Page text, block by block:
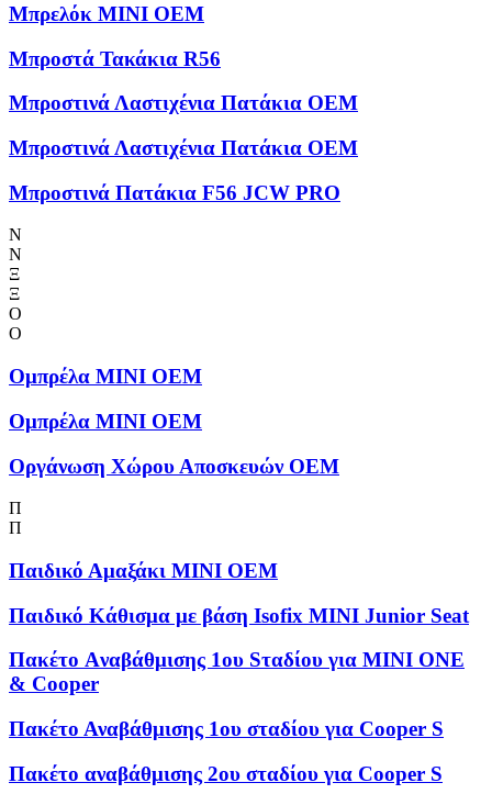
Μπρελόκ ΜΙΝΙ OEM
Μπροστά Τακάκια R56
Μπροστινά Λαστιχένια Πατάκια OEM
Μπροστινά Λαστιχένια Πατάκια OEM
Μπροστινά Πατάκια F56 JCW PRO
Ν
Ν
Ξ
Ξ
Ο
Ο
Ομπρέλα MINI OEM
Ομπρέλα MINI OEM
Οργάνωση Χώρου Αποσκευών OEM
Π
Π
Παιδικό Αμαξάκι MINI OEM
Παιδικό Κάθισμα με βάση Isofix MINI Junior Seat
Πακέτο Aναβάθμισης 1ου Sταδίου για MINI ONE
& Cooper
Πακέτο Αναβάθμισης 1ου σταδίου για Cooper S
Πακέτο αναβάθμισης 2ου σταδίου για Cooper S